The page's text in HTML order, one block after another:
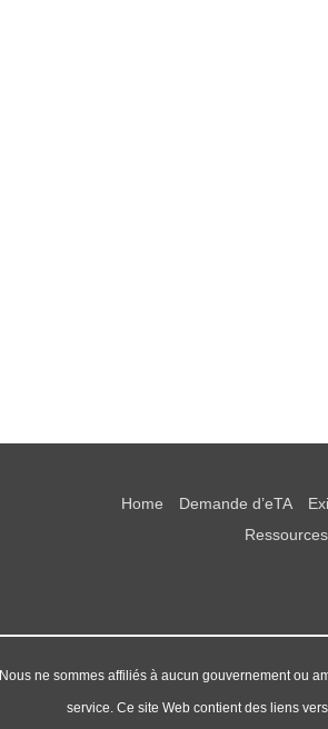
Home Demande d’eTA
Nous ne sommes affiliés à aucun gouvernement ou
service. Ce site Web contient des liens